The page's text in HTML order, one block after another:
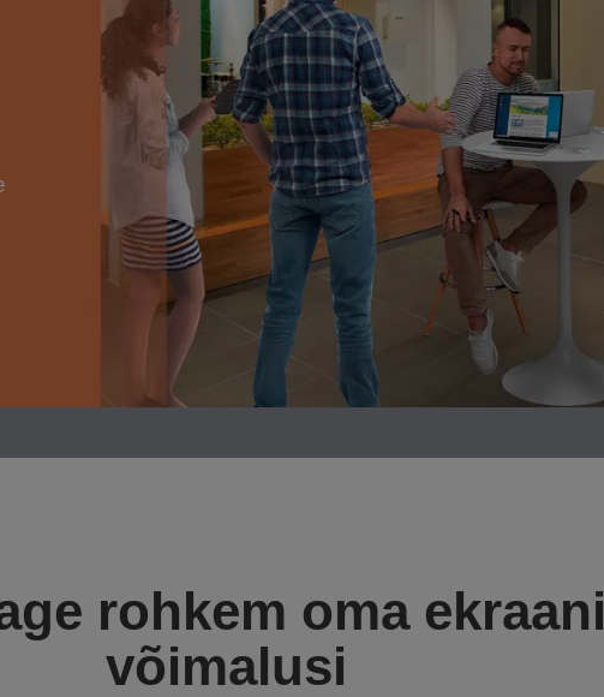
rohkem oma ekraani
võimalusi